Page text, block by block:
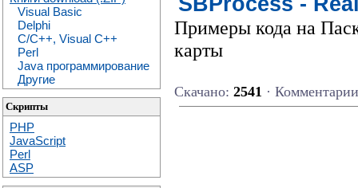
Visual Basic
Delphi
C/C++, Visual C++
Perl
Java программирование
Другие
Скрипты
PHP
JavaScript
Perl
ASP
Примеры кода на
карты
Скачано: 2541 ·